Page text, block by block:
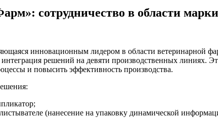
сотрудничество в области
инновационным лидером в области ветеринарной
интеграция решений на девяти производственных
и повысить эффективность производства.
(нанесение на упаковку динамической